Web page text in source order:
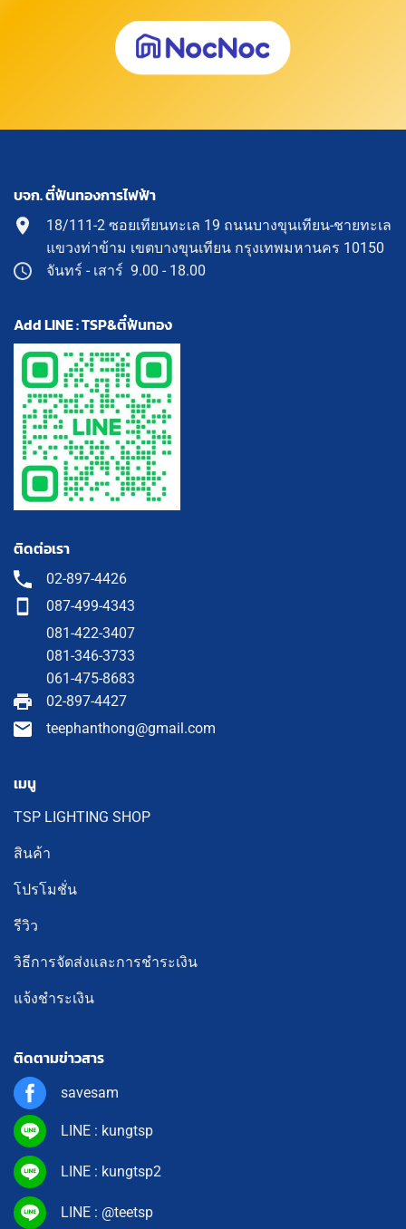
บจก. ตี๋ฟันทองการไฟฟ้า
18/111-2 ซอยเทียนทะเล 19 ถนนบางขุนเทียน-ชายทะเล
แขวงท่าข้าม เขตบางขุนเทียน กรุงเทพมหานคร 10150
จันทร์ - เสาร์ 9.00 - 18.00
Add LINE : TSP&ตี๋ฟันทอง
ติดต่อเรา
02-897-4426
087-499-4343
081-422-3407
081-346-3733
061-475-8683
02-897-4427
teephanthong@gmail.com
เมนู
TSP LIGHTING SHOP
สินค้า
โปรโมชั่น
รีวิว
วิธีการจัดส่งและการชำระเงิน
แจ้งชำระเงิน
ติดตามข่าวสาร
savesam
LINE : kungtsp
LINE : kungtsp2
LINE : @teetsp